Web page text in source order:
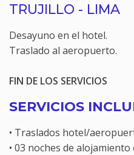
TRUJILLO - LIMA
Desayuno en el hotel.
Traslado al aeropuerto.
FIN DE LOS SERVICIOS
SERVICIOS
• Traslados hotel/
• 03 noches de